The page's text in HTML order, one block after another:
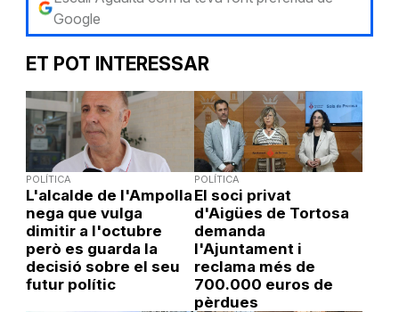
Google
ET POT INTERESSAR
POLÍTICA
L'alcalde de l'Ampolla
nega que vulga
dimitir a l'octubre
però es guarda la
decisió sobre el seu
futur polític
POLÍTICA
El soci privat
d'Aigües de Tortosa
demanda
l'Ajuntament i
reclama més de
700.000 euros de
pèrdues